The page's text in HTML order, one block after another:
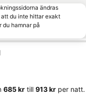
ändras
du inte hittar exakt
du hamnar på
‎685 kr till ‎913 kr per natt.